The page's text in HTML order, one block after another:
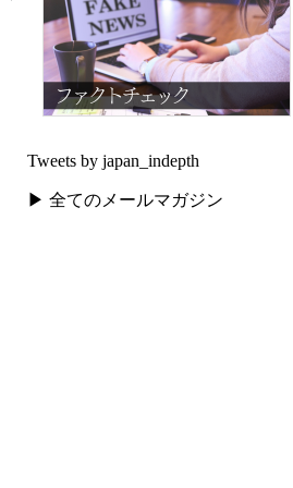
Tweets by japan_indepth
▶ 全てのメールマガジン